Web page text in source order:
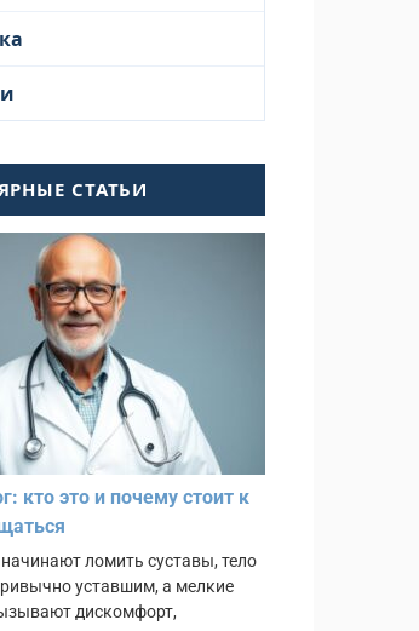
СТАТЬИ
кто это и почему стоит к
начинают ломить суставы, тело
уставшим, а мелкие
дискомфорт,